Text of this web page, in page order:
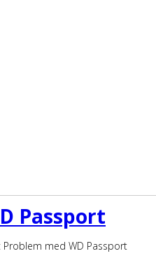
Passport
Problem med WD Passport